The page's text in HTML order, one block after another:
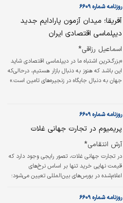
مالیات کربن در داخل مرزهای خود، در حال
پرکربن را نیز مشمول هزینه‌های زیست‌محیطی
می‌کند. این تحول، مفهوم «کربن» را از یک موضوع
محیط‌زیستی به یک متغیر اقتصادی و تجاری
تبدیل کرده است.
روزنامه شماره ۶۶۰۹
آفریقا؛ میدان آزمون پارادایم جدید
دیپلماسی اقتصادی ایران
اسماعیل رزاقی*
«بزرگ‌ترین اشتباه ما در دیپلماسی اقتصادی شاید
این باشد که هنوز به دنبال بازار هستیم، درحالی‌که
جهان به دنبال جایگاه در زنجیره‌های تامین است.»
کجاست؟» این پرسش در دوره‌ای که تجارت عمدتا
بر مبنای صادرات کالا تعریف می‌شد، پرسشی
منطقی بود. اما اقتصاد جهانی در دهه‌های اخیر
دگرگون شده است.
روزنامه شماره ۶۶۰۹
پریمیوم در تجارت جهانی غلات
آرش انتقامی*
در تجارت جهانی غلات، تصور رایجی وجود دارد که
قیمت نهایی خرید تنها بر اساس نرخ‌های
اعلام‌شده در بورس‌های بین‌المللی تعیین می‌شود؛
درج‌شده روی تابلوهای معاملاتی است. بارها
روزنامه شماره ۶۶۰۹